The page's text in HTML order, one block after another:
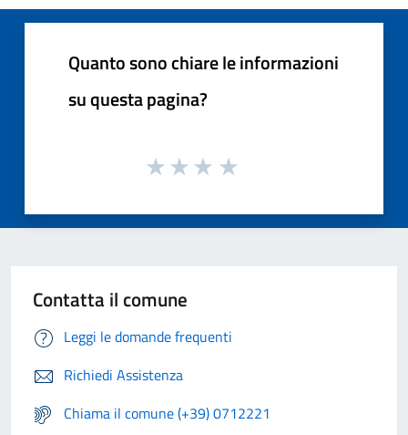
Quanto sono chiare le informazioni
su questa pagina?
Contatta il comune
Leggi le domande frequenti
Richiedi Assistenza
Chiama il comune (+39) 0712221